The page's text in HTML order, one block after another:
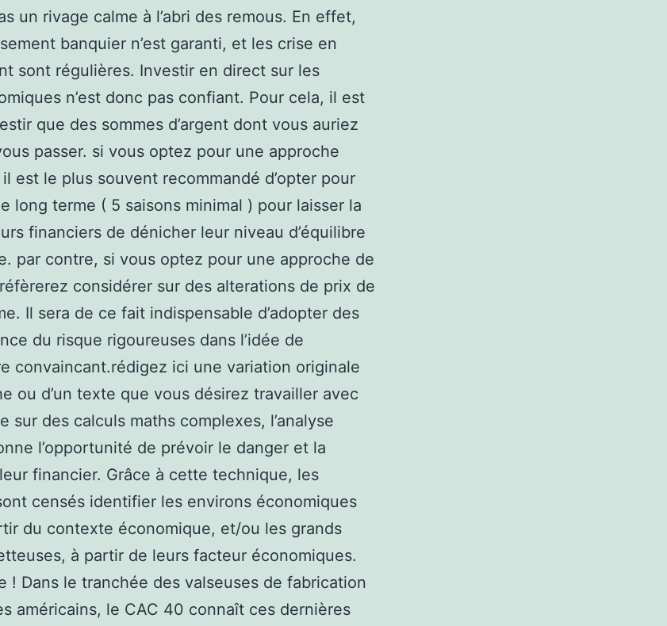
un rivage calme à l’abri des remous. En effet,
banquier n’est garanti, et les crise en
sont régulières. Investir en direct sur les
n’est donc pas confiant. Pour cela, il est
que des sommes d’argent dont vous auriez
passer. si vous optez pour une approche
il est le plus souvent recommandé d’opter pour
long terme ( 5 saisons minimal ) pour laisser la
financiers de dénicher leur niveau d’équilibre
par contre, si vous optez pour une approche de
considérer sur des alterations de prix de
Il sera de ce fait indispensable d’adopter des
du risque rigoureuses dans l’idée de
convaincant.rédigez ici une variation originale
ou d’un texte que vous désirez travailler avec
sur des calculs maths complexes, l’analyse
l’opportunité de prévoir le danger et la
financier. Grâce à cette technique, les
censés identifier les environs économiques
du contexte économique, et/ou les grands
à partir de leurs facteur économiques.
! Dans le tranchée des valseuses de fabrication
américains, le CAC 40 connaît ces dernières